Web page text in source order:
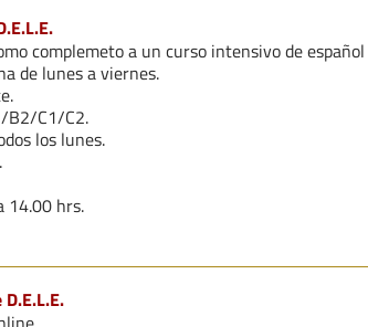
complemeto a un curso intensivo de
de lunes a viernes.
B2/C1/C2.
los lunes.
14.00 hrs.